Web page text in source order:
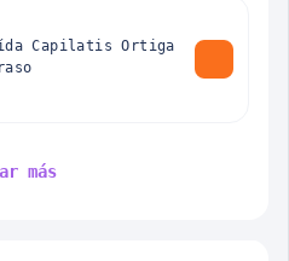
Capilatis Ortiga
más